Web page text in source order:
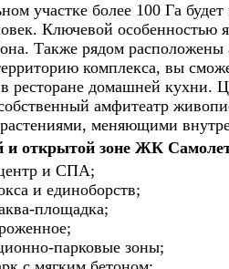
участке более 100 Га
Ключевой особенностью
Также рядом расположены
комплекса, вы
ресторане домашней кухни.
амфитеатр
меняющими
и открытой зоне ЖК
и СПА;
и единоборств;
площадка;
парковые зоны;